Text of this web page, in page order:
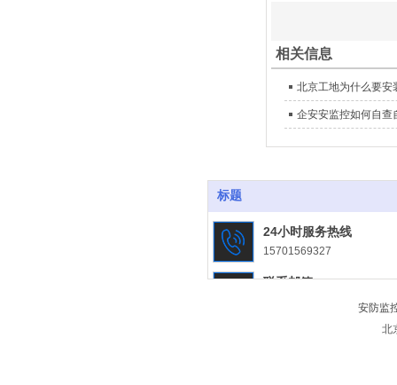
相关信息
北京工地为什么要安
企安安监控如何自查
标题
24小时服务热线
15701569327
联系邮箱
jiansongjk@163.com安防监
北